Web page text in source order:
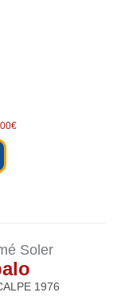
Soler
1976